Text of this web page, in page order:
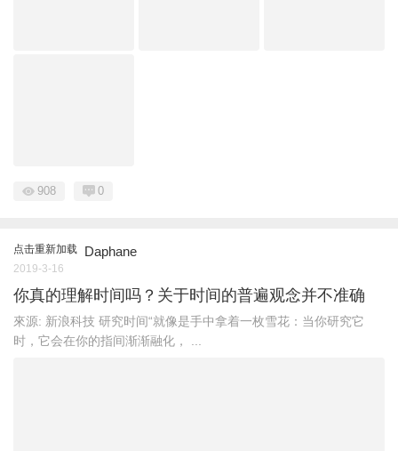
908 0
点击重新加载 Daphane
2019-3-16
你真的理解时间吗？关于时间的普遍观念并不准确
來源: 新浪科技 研究时间“就像是手中拿着一枚雪花：当你研究它
时，它会在你的指间渐渐融化， ...